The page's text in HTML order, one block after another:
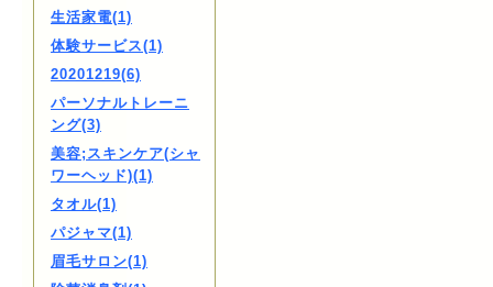
生活家電(1)
体験サービス(1)
20201219(6)
パーソナルトレーニ
ング(3)
美容;スキンケア(シャ
ワーヘッド)(1)
タオル(1)
パジャマ(1)
眉毛サロン(1)